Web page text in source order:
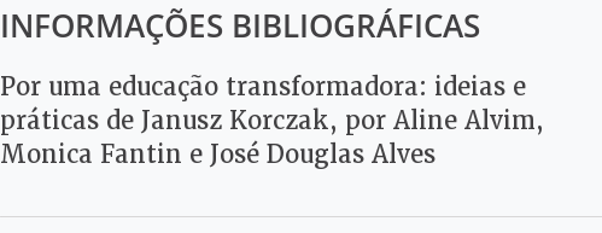
INFORMAÇÕES BIBLIOGRÁFICAS
Por uma educação transformadora: ideias e
práticas de Janusz Korczak, por Aline Alvim,
Monica Fantin e José Douglas Alves